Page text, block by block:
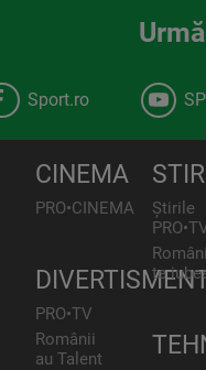
Sport.ro
CINEMA
PRO•CINEMA
PRO•TV
Românii
au Talent
Știrile
te